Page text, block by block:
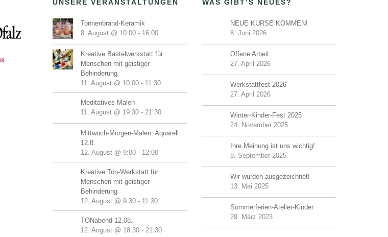
UNSERE VERANSTALTUNGEN
Tonnenbrand-Keramik
8. August @ 10:00 - 16:00
Kreative Bastelwerkstatt für
Menschen mit geistiger
Behinderung
11. August @ 10:00 - 11:30
Meditatives Malen
11. August @ 19:30 - 21:30
Mittwoch-Morgen-Malen: Aquarell
12.8.
12. August @ 9:00 - 12:00
Kreative Ton-Werkstatt für
Menschen mit geistiger
Behinderung
12. August @ 9:30 - 11:30
TONabend 12.08.
12. August @ 18:30 - 21:30
WAS GIBT’S NEUES?
NEUE KURSE KOMMEN!
8. Juni 2026
Offene Arbeit
27. April 2026
Werkstattfest 2026
27. April 2026
Winter-Kinder-Fest 2025
24. November 2025
Ihre Meinung ist uns wichtig!
8. September 2025
Wir wurden ausgezeichnet!
13. Mai 2025
Sommerferien-Atelier-Kinder
29. März 2023